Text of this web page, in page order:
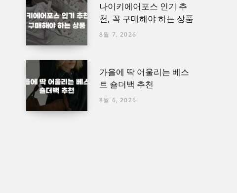
나이키에어포스 인기 추
천, 꼭 구매해야 하는 상품
8월 7, 2026
가을에 딱 어울리는 베스
트 숄더백 추천
8월 6, 2026